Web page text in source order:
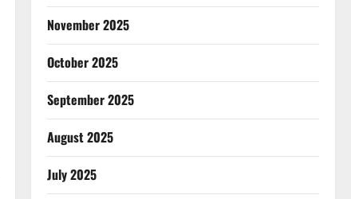
November 2025
October 2025
September 2025
August 2025
July 2025